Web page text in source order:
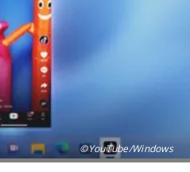
©YouTube/Windows